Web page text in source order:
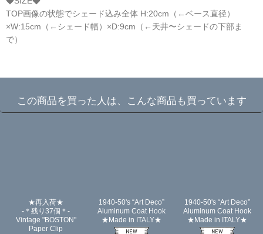
TOP画像の状態でシェード込み全体 H:20cm（←ベース直径）
×W:15cm（←シェード幅）×D:9cm（←天井〜シェードの下部ま
で）
この商品を買った人は、こんな商品も買っています
★再入荷★
-＊残り37個＊-
Vintage "BOSTON"
Paper Clip
1940-50's “Art Deco”
Aluminum Coat Hook
★Made in ITALY★
1940-50's “Art Deco”
Aluminum Coat Hook
★Made in ITALY★